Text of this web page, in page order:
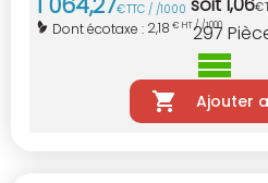
€TTC / /1000 €
Dont écotaxe : 2,18 € HT / /1000
297
Ajouter